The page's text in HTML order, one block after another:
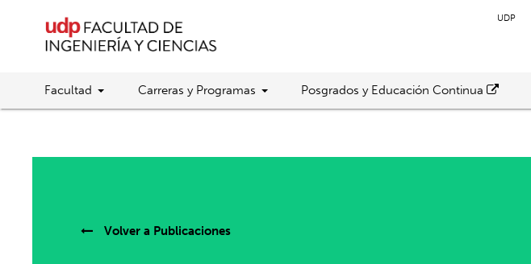
UDP
Facultad Carreras y Programas Posgrados y Educación Continua
Volver a Publicaciones